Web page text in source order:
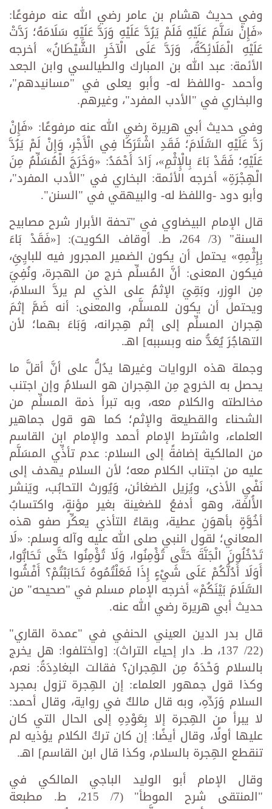
وفي حديث هشام بن عامر رضي الله عنه مرفوعًا:
«فَإِنْ سَلَّمَ عَلَيْهِ فَلَمْ يَرُدَّ عَلَيْهِ وَرَدَّ عَلَيْهِ سَلَامَهُ؛ رَدَّتْ
عَلَيْهِ الْمَلَائِكَةُ، وَرَدَّ عَلَى الْآخَرِ الشَّيْطَانُ» أخرجه
الأئمة: عبد الله بن المبارك والطيالسي وابن الجعد
وأحمد -واللفظ له- وأبو يعلى في "مسانيدهم"،
والبخاري في "الأدب المفرد"، وغيرهم.
وفي حديث أبي هريرة رضي الله عنه مرفوعًا: «فَإِنْ
رَدَّ عَلَيْهِ السَّلَامَ؛ فَقَدِ اشْتَرَكَا فِي الْأَجْرِ، وَإِنْ لَمْ يَرُدَّ
عَلَيْهِ؛ فَقَدْ بَاءَ بِالْإِثْمِ»، زَادَ أَحْمَدُ: «وَخَرَجَ الْمُسَلِّمُ مِنَ
الْهِجْرَةِ» أخرجه الأئمة: البخاري في "الأدب المفرد"،
وأبو دود -واللفظ له- والبيهقي في "السنن".
قال الإمام البيضاوي في "تحفة الأبرار شرح مصابيح
السنة" (3/ 264، ط. أوقاف الكويت): [«فَقَدْ بَاءَ
بِإِثْمِهِ» يحتمل أن يكون الضمير المجرور فيه للبايِئِ،
فيكون المعنى: أنَّ المُسلِّم خرج من الهجرة، ونُفِيَ
مِن الوِزر، وبَقِيَ الإثمُ على الذي لم يردَّ السلامَ،
ويحتمل أن يكون للمسلَّم، والمعنى: أنه ضَمَّ إثمَ
هِجران المسلِّم إلى إثم هِجرانه، وَبَاءَ بهما؛ لأن
التهاجُرَ يُعَدُّ منه وبسببه] اهـ.
وجملة هذه الروايات وغيرها يدُلُّ على أنَّ أقلَّ ما
يحصل به الخروج مِن الهِجران هو السلامُ وإن اجتنب
مخالطته والكلام معه، وبه تبرأ ذمة المسلِّم من
الشحناء والقطيعة والإثم؛ كما هو قول جماهير
العلماء، واشترط الإمام أحمد والإمام ابن القاسم
من المالكية إضافةً إلى السلام: عدم تأذِّي المسَلَّم
عليه من اجتناب الكلام معه؛ لأن السلام يهدف إلى
نَفْيِ الأذى، ويُزيل الضغائن، وَيُورث التحابُب، ويَنشر
الأُلفة، وهو أدفعُ للضغينة بغير مؤنةٍ، واكتسابُ
أخُوَّةٍ بأهوَنِ عطية، وبقاءُ التأذي يعكِّر صفو هذه
المعاني؛ لقول النبي صلى الله عليه وآله وسلم: «لَا
تَدْخُلُونَ الْجَنَّةَ حَتَّى تُؤْمِنُوا، وَلَا تُؤْمِنُوا حَتَّى تَحَابُّوا،
أَوَلَا أَدُلُّكُمْ عَلَى شَيْءٍ إِذَا فَعَلْتُمُوهُ تَحَابَبْتُمْ؟ أَفْشُوا
السَّلَامَ بَيْنَكُمْ» أخرجه الإمام مسلم في "صحيحه" من
حديث أبي هريرة رضي الله عنه.
قال بدر الدين العيني الحنفي في "عمدة القاري"
(22/ 137، ط. دار إحياء التراث): [واختلفوا: هل يخرج
بالسلام وَحْدَهُ مِن الهِجران؟ فقالت البغادِدَةُ: نعم،
وكذا قول جمهور العلماء: إن الهِجرة تزول بمجرد
السلام وَرَدِّهِ، وبه قال مالكٌ في رواية، وقال أحمد:
لا يبرأ من الهِجرة إلا بِعَوْدِهِ إلى الحال التي كان
عليها أولًا، وقال أيضًا: إن كان تركُ الكلام يؤذيه لم
تنقطع الهِجرة بالسلام، وكذا قال ابن القاسم] اهـ.
وقال الإمام أبو الوليد الباجي المالكي في
"المنتقى شرح الموطأ" (7/ 215، ط. مطبعة